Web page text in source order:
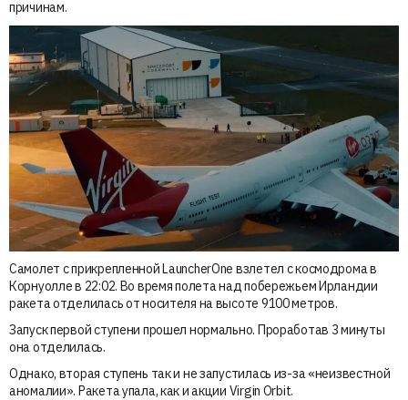
причинам.
Самолет с прикрепленной LauncherOne взлетел с космодрома в
Корнуолле в 22:02. Во время полета над побережьем Ирландии
ракета отделилась от носителя на высоте 9100 метров.
Запуск первой ступени прошел нормально. Проработав 3 минуты
она отделилась.
Однако, вторая ступень так и не запустилась из-за «неизвестной
аномалии». Ракета упала, как и акции Virgin Orbit.